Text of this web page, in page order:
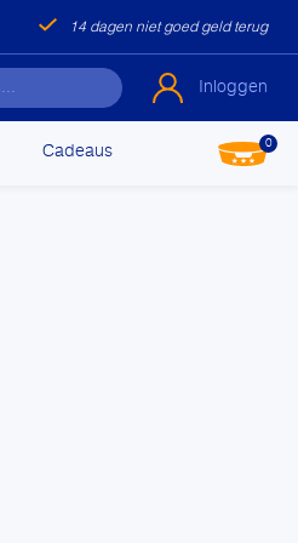
14 dagen niet goed geld terug
Inloggen
Cadeaus 0